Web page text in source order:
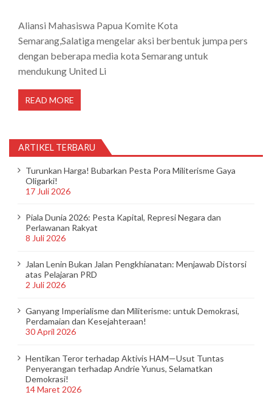
Aliansi Mahasiswa Papua Komite Kota
Semarang,Salatiga mengelar aksi berbentuk jumpa pers
dengan beberapa media kota Semarang untuk
mendukung United Li
READ MORE
ARTIKEL TERBARU
Turunkan Harga! Bubarkan Pesta Pora Militerisme Gaya
Oligarki!
17 Juli 2026
Piala Dunia 2026: Pesta Kapital, Represi Negara dan
Perlawanan Rakyat
8 Juli 2026
Jalan Lenin Bukan Jalan Pengkhianatan: Menjawab Distorsi
atas Pelajaran PRD
2 Juli 2026
Ganyang Imperialisme dan Militerisme: untuk Demokrasi,
Perdamaian dan Kesejahteraan!
30 April 2026
Hentikan Teror terhadap Aktivis HAM—Usut Tuntas
Penyerangan terhadap Andrie Yunus, Selamatkan
Demokrasi!
14 Maret 2026